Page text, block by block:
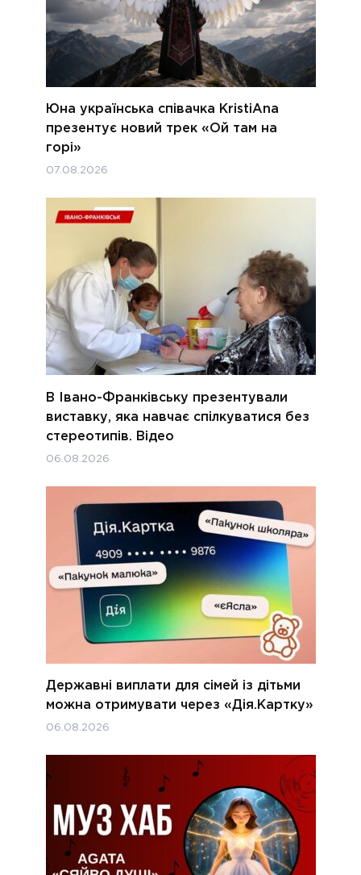
Юна українська співачка KristiAna
презентує новий трек «Ой там на
горі»
07.08.2026
В Івано-Франківську презентували
виставку, яка навчає спілкуватися без
стереотипів. Відео
06.08.2026
Державні виплати для сімей із дітьми
можна отримувати через «Дія.Картку»
06.08.2026